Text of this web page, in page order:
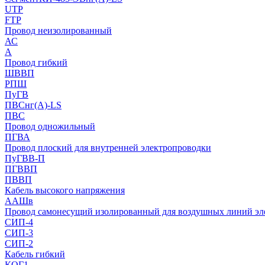
UTP
FTP
Провод неизолированный
АС
А
Провод гибкий
ШВВП
РПШ
ПуГВ
ПВСнг(А)-LS
ПВС
Провод одножильный
ПГВА
Провод плоский для внутренней электропроводки
ПуГВВ-П
ПГВВП
ПВВП
Кабель высокого напряжения
ААШв
Провод самонесущий изолированный для воздушных линий
СИП-4
СИП-3
СИП-2
Кабель гибкий